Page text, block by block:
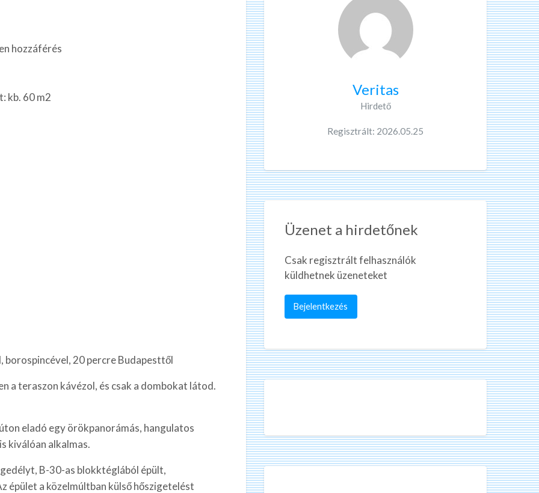
hozzáférés
kb. 60 m2
borospincével, 20 percre Budapesttől
a teraszon kávézol, és csak a dombokat látod.
eladó egy örökpanorámás, hangulatos
kiválóan alkalmas.
B-30-as blokktéglából épült,
épület a közelmúltban külső hőszigetelést
Veritas
Hirdető
Regisztrált: 2026.05.25
Üzenet a hirdetőnek
Csak regisztrált felhasználók
küldhetnek üzeneteket
Bejelentkezés